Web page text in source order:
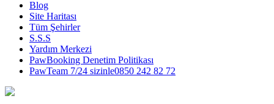
Blog
Site Haritası
Tüm Şehirler
S.S.S
Yardım Merkezi
PawBooking Denetim Politikası
PawTeam 7/24 sizinle0850 242 82 72